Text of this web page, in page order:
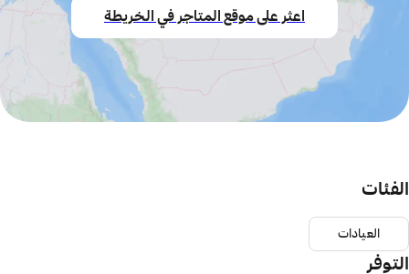
اعثر على موقع المتاجر في الخريطة
الفئات
العيادات
التوفر